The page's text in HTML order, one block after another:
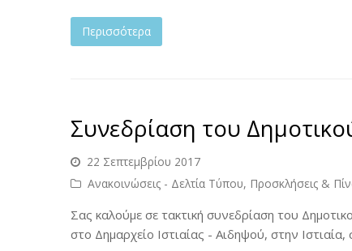
Περισσότερα
Συνεδρίαση του
22 Σεπτεμβρίου 2017
Ανακοινώσεις - Δελτία Τύπου, Προσκλήσεις &
Σας καλούμε σε τακτική συνεδρίαση του
στο Δημαρχείο Ιστιαίας - Αιδηψού, στην